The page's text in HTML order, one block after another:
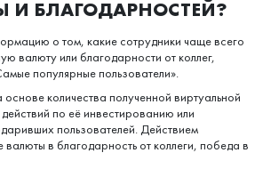
И БЛАГОДАРНОСТЕЙ?
о том, какие сотрудники чаще всего
валюту или благодарности от коллег,
популярные пользователи».
количества полученной виртуальной
по её инвестированию или
пользователей. Действием
валюты в благодарность от коллеги, победа в